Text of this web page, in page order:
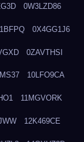
0W3LZD86
0X4GG1J6
0ZAVTHSI
10LFO9CA
11MGVORK
12K469CE